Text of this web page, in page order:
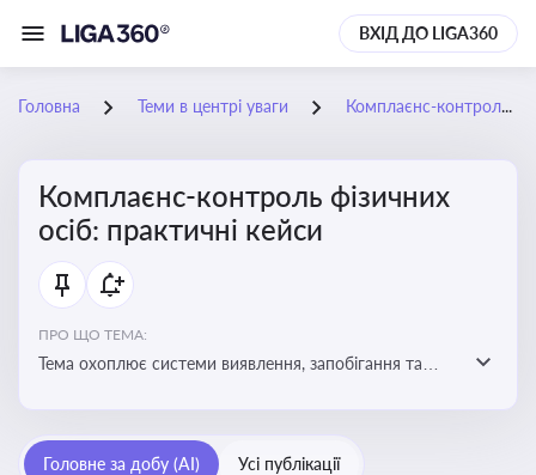
ВХІД ДО LIGA360
Головна Теми в центрі уваги Комплаєнс-контроль фізичних осіб: практичні кейси
Комплаєнс-контроль фізичних
осіб: практичні кейси
ПРО ЩО ТЕМА:
Тема охоплює системи виявлення, запобігання та
Головне за добу (AI) Усі публікації